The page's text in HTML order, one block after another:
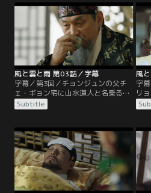
そんな彼を妬んでいた。ある晩、2
人は他の友人らと山に繰り出す。足
を滑らせ崖から落ちそうになったチ
ョンジュンをインギュは見捨てて去
るが、その彼を助けたのはボンリョ
ンだった…。
使
朝
ウ
た
チ
る
風と雲と雨 第03話／字幕
字幕／第3回／チョンジュンの父チ
ェ・ギョン宅に山水道人と名乗る男
が現れ、チョンジュンが大出世と挫
折を味わうだろうと予言する。そん
王命により祝言を挙げることになる
が、それは一族の財宝を奪い返すた
めのキム・ジャグンの策略だった。
ギョンは息子に婚姻を断るように言
うが、チョンジュンはボンリョンと
の約束を打ち明ける。
Subtitle
風
字
リ
ん
は
わ
族
転
ョ
犯
ジ